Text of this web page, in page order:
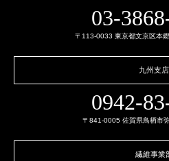
03-
〒113-0033 東京都文京区本
九州支店
0942-
〒841-0005 佐賀県鳥栖市
繊維事業